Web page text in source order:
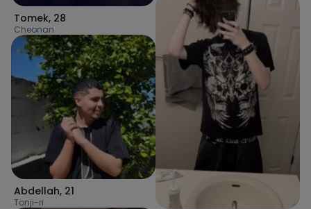
Tomek, 28
Cheonan
Abdellah, 21
Tonji-ri